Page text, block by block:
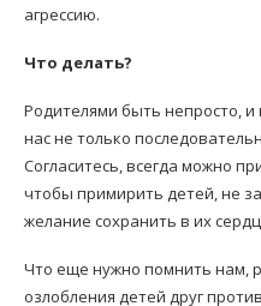
агрессию.
Что делать?
Родителями быть непросто,
нас не только
Согласитесь, всегда можно
чтобы примирить детей, не
желание сохранить в их
Что еще нужно помнить нам,
озлобления детей друг